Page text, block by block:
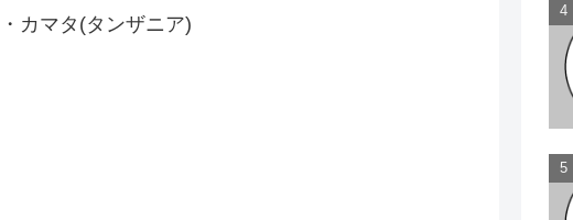
カマタ(タンザニア)